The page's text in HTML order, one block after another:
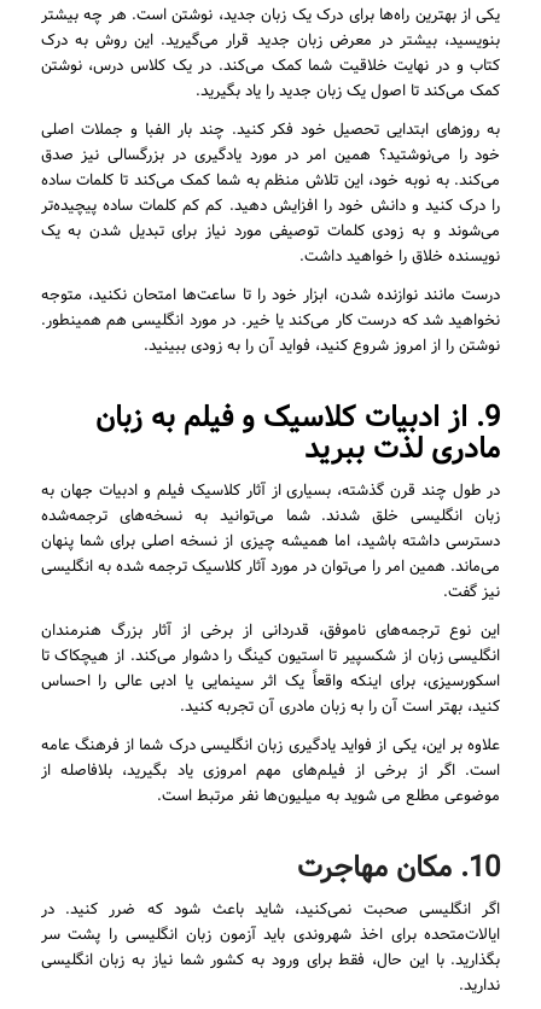
یکی از بهترین راه‌ها برای درک یک زبان جدید، نوشتن است. هر چه بیشتر
بنویسید، بیشتر در معرض زبان جدید قرار می‌گیرید. این روش به درک
کتاب و در نهایت خلاقیت شما کمک می‌کند. در یک کلاس درس، نوشتن
کمک می‌کند تا اصول یک زبان جدید را یاد بگیرید.
به روزهای ابتدایی تحصیل خود فکر کنید. چند بار الفبا و جملات اصلی
خود را می‌نوشتید؟ همین امر در مورد یادگیری در بزرگسالی نیز صدق
می‌کند. به نوبه خود، این تلاش منظم به شما کمک می‌کند تا کلمات ساده
را درک کنید و دانش خود را افزایش دهید. کم کم کلمات ساده پیچیده‌تر
می‌شوند و به زودی کلمات توصیفی مورد نیاز برای تبدیل شدن به یک
نویسنده خلاق را خواهید داشت.
درست مانند نوازنده شدن، ابزار خود را تا ساعت‌ها امتحان نکنید، متوجه
نخواهید شد که درست کار می‌کند یا خیر. در مورد انگلیسی هم همینطور.
نوشتن را از امروز شروع کنید، فواید آن را به زودی ببینید.
9. از ادبیات کلاسیک و فیلم به زبان
مادری لذت ببرید
در طول چند قرن گذشته، بسیاری از آثار کلاسیک فیلم و ادبیات جهان به
زبان انگلیسی خلق شدند. شما می‌توانید به نسخه‌های ترجمه‌شده
دسترسی داشته باشید، اما همیشه چیزی از نسخه اصلی برای شما پنهان
می‌ماند. همین امر را می‌توان در مورد آثار کلاسیک ترجمه شده به انگلیسی
نیز گفت.
این نوع ترجمه‌های ناموفق، قدردانی از برخی از آثار بزرگ هنرمندان
انگلیسی زبان از شکسپیر تا استیون کینگ را دشوار می‌کند. از هیچکاک تا
اسکورسیزی، برای اینکه واقعاً یک اثر سینمایی یا ادبی عالی را احساس
کنید، بهتر است آن را به زبان مادری آن تجربه کنید.
علاوه بر این، یکی از فواید یادگیری زبان انگلیسی درک شما از فرهنگ عامه
است. اگر از برخی از فیلم‌های مهم امروزی یاد بگیرید، بلافاصله از
موضوعی مطلع می شوید به میلیون‌ها نفر مرتبط است.
10. ‌مکان مهاجرت
اگر انگلیسی صحبت نمی‌کنید، شاید باعث شود که ضرر کنید. در
ایالات‌متحده برای اخذ شهروندی باید آزمون زبان انگلیسی را پشت سر
بگذارید. با این حال، فقط برای ورود به کشور شما نیاز به زبان انگلیسی
ندارید.